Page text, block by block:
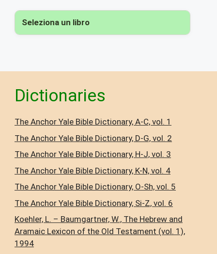
Seleziona un libro
Dictionaries
The Anchor Yale Bible Dictionary, A-C, vol. 1
The Anchor Yale Bible Dictionary, D-G, vol. 2
The Anchor Yale Bible Dictionary, H-J, vol. 3
The Anchor Yale Bible Dictionary, K-N, vol. 4
The Anchor Yale Bible Dictionary, O-Sh, vol. 5
The Anchor Yale Bible Dictionary, Si-Z, vol. 6
Koehler, L. – Baumgartner, W., The Hebrew and
Aramaic Lexicon of the Old Testament (vol. 1),
1994